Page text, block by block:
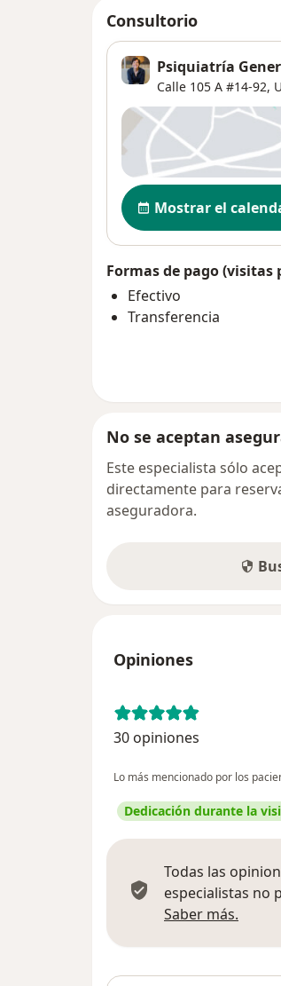
Consultorio
Psiquiatría
Calle 105 A #14-92,
Disponibilidad
Mostrar el
Formas de pago (visitas
Efectivo
Transferencia
No se aceptan
Este especialista sólo
directamente para
aseguradora.
Opiniones
30 opiniones
Lo más mencionado por los
Dedicación durante la
Todas las
especialistas no
Saber más.